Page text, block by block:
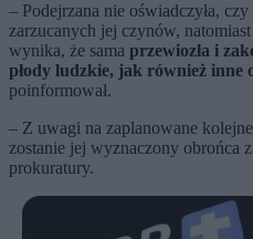
– Podejrzana nie oświadczyła,
zarzucanych jej czynów,
wynika, że sama przewiozła i
płody ludzkie, jak również inne
poinformował.
– Z uwagi na zaplanowane
zostanie jej wyznaczony obrońca
prokuratury.